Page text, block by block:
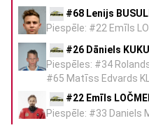
#68 Lenijs
Piespēle: #22 Emīls
#26 Dāniels
Piespēles: #34
#65 Matīss Edvards
#22 Emīls
Piespēle: #33 Daniels